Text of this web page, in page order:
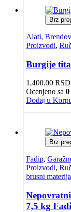
Brz
Alati,
Proizvodi,
Burgije
1,400.00 RSD
Ocenjeno sa 0
Dodaj u
Brz
Fadip,
Proizvodi,
brusni
7,5 kg